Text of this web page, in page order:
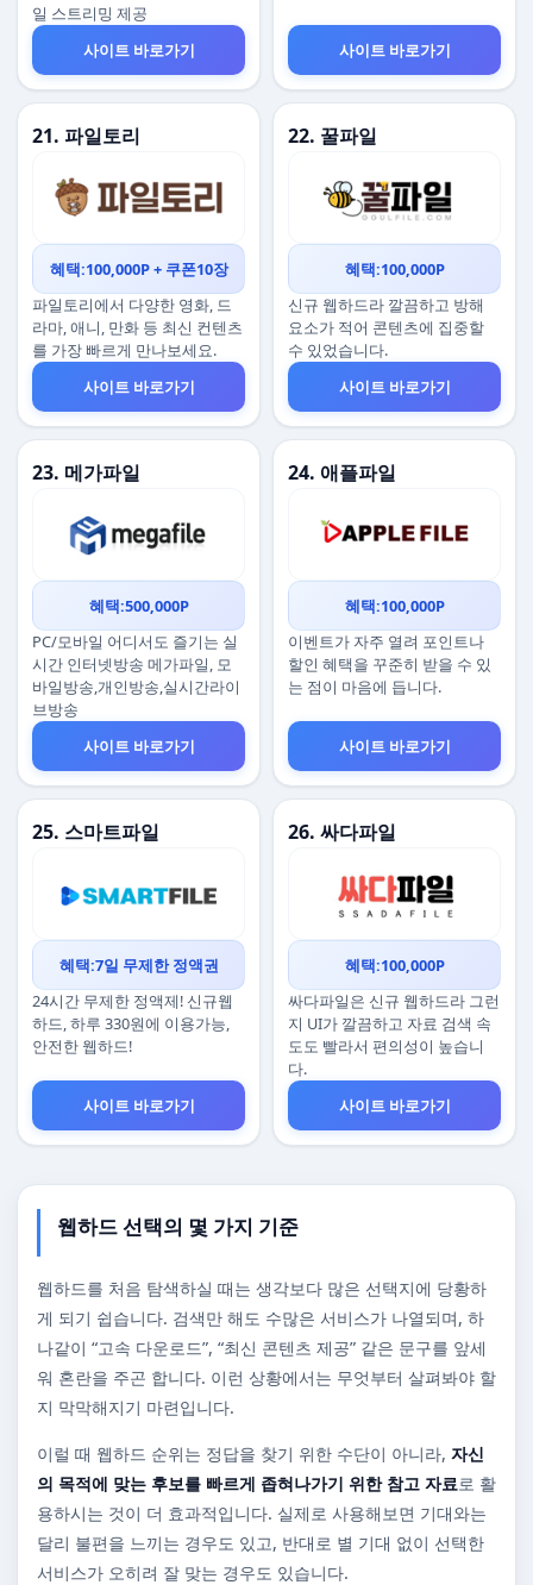
일 스트리밍 제공
사이트 바로가기
사이트 바로가기
21. 파일토리
혜택:100,000P + 쿠폰10장
파일토리에서 다양한 영화, 드
라마, 애니, 만화 등 최신 컨텐츠
를 가장 빠르게 만나보세요.
사이트 바로가기
22. 꿀파일
혜택:100,000P
신규 웹하드라 깔끔하고 방해
요소가 적어 콘텐츠에 집중할
수 있었습니다.
사이트 바로가기
23. 메가파일
혜택:500,000P
PC/모바일 어디서도 즐기는 실
시간 인터넷방송 메가파일, 모
바일방송,개인방송,실시간라이
브방송
사이트 바로가기
24. 애플파일
혜택:100,000P
이벤트가 자주 열려 포인트나
할인 혜택을 꾸준히 받을 수 있
는 점이 마음에 듭니다.
사이트 바로가기
25. 스마트파일
혜택:7일 무제한 정액권
24시간 무제한 정액제! 신규웹
하드, 하루 330원에 이용가능,
안전한 웹하드!
사이트 바로가기
26. 싸다파일
혜택:100,000P
싸다파일은 신규 웹하드라 그런
지 UI가 깔끔하고 자료 검색 속
도도 빨라서 편의성이 높습니
다.
사이트 바로가기
웹하드 선택의 몇 가지 기준
웹하드를 처음 탐색하실 때는 생각보다 많은 선택지에 당황하
게 되기 쉽습니다. 검색만 해도 수많은 서비스가 나열되며, 하
나같이 “고속 다운로드”, “최신 콘텐츠 제공” 같은 문구를 앞세
워 혼란을 주곤 합니다. 이런 상황에서는 무엇부터 살펴봐야 할
지 막막해지기 마련입니다.
이럴 때 웹하드 순위는 정답을 찾기 위한 수단이 아니라, 자신
의 목적에 맞는 후보를 빠르게 좁혀나가기 위한 참고 자료로 활
용하시는 것이 더 효과적입니다. 실제로 사용해보면 기대와는
달리 불편을 느끼는 경우도 있고, 반대로 별 기대 없이 선택한
서비스가 오히려 잘 맞는 경우도 있습니다.